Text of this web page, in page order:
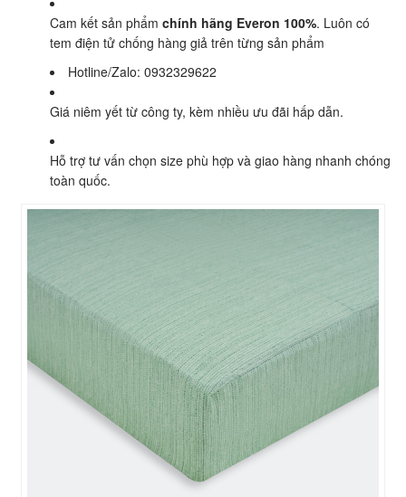
Cam kết sản phẩm chính hãng Everon 100%. Luôn có
tem điện tử chống hàng giả trên từng sản phẩm
Hotline/Zalo: 0932329622
Giá niêm yết từ công ty, kèm nhiều ưu đãi hấp dẫn.
Hỗ trợ tư vấn chọn size phù hợp và giao hàng nhanh chóng
toàn quốc.